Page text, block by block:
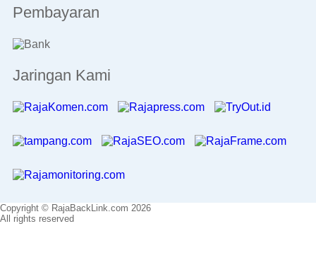
Pembayaran
Jaringan Kami
Copyright © RajaBackLink.com 2026
All rights reserved